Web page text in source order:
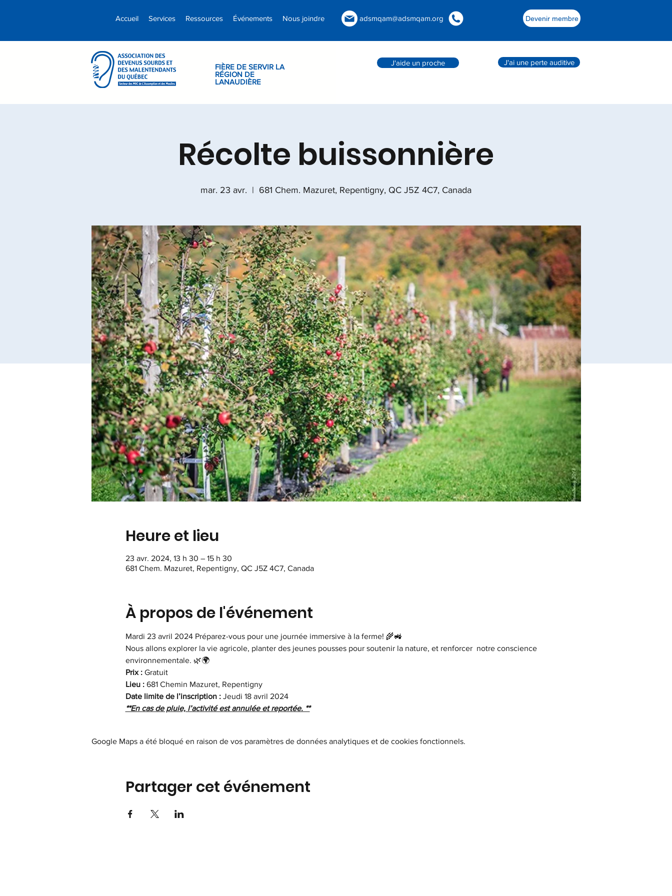
adsmqam@adsmqam.org Devenir membre
Accueil Services Ressources Événements Nous joindre
FIÈRE DE SERVIR LA
RÉGION DE
LANAUDIÈRE
J'aide un proche J'ai une perte auditive
Récolte buissonnière
mar. 23 avr.
  |
681 Chem. Mazuret, Repentigny, QC J5Z 4C7, Canada
Heure et lieu
23 avr. 2024, 13 h 30 – 15 h 30
681 Chem. Mazuret, Repentigny, QC J5Z 4C7, Canada
À propos de l'événement
Mardi 23 avril 2024 Préparez-vous pour une journée immersive à la ferme! 🌾🚜
Nous allons explorer la vie agricole, planter des jeunes pousses pour soutenir la nature, et renforcer  notre conscience
environnementale. 🌿🌍
Prix : Gratuit
Lieu : 681 Chemin Mazuret, Repentigny
Date limite de l’inscription : Jeudi 18 avril 2024
**En cas de pluie, l’activité est annulée et reportée. **
Google Maps a été bloqué en raison de vos paramètres de données analytiques et de cookies fonctionnels.
Partager cet événement